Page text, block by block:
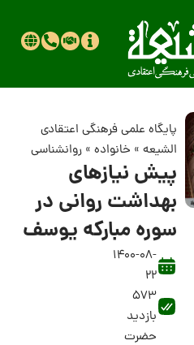
پایگاه علمی فرهنگی اعتقادی
الشیعه» خانواده» روانشناسی
پیش نیازهای
بهداشت روانی در
سوره مبارکه یوسف
1400-08-
22
573
بازدید
حضرت